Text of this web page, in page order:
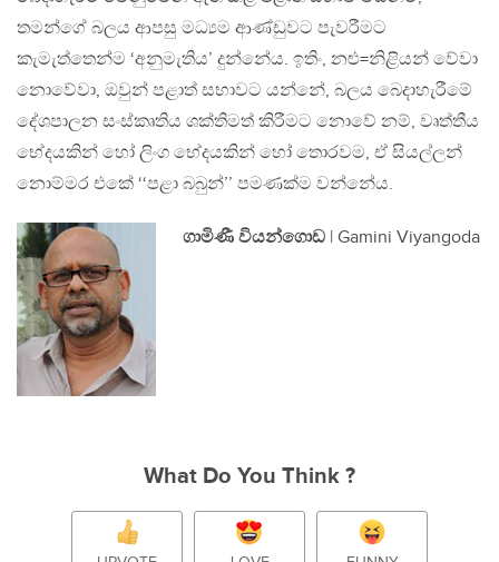
තමන්ගේ බලය ආපසු මධ්‍යම ආණ්ඩුවට පැවරීමට
කැමැත්තෙන්ම ‘අනුමැතිය’ දුන්නේය. ඉතිං, නළු=නිළියන් වේවා
නොවේවා, ඔවුන් පළාත් සභාවට යන්නේ, බලය බෙදාහැරීමේ
දේශපාලන සංස්කෘතිය ශක්තිමත් කිරීමට නොවේ නම්, වෘත්තීය
භේදයකින් හෝ ලිංග භේදයකින් හෝ තොරවම, ඒ සියල්ලන්
නොම්මර එකේ ‘‘පළා බබුන්’’ පමණක්ම වන්නේය.
ගාමිණී වියන්ගොඩ | Gamini Viyangoda
What Do You Think ?